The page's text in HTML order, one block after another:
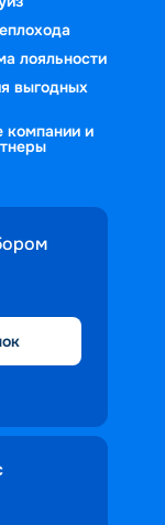
лояльности
выгодных
компании и